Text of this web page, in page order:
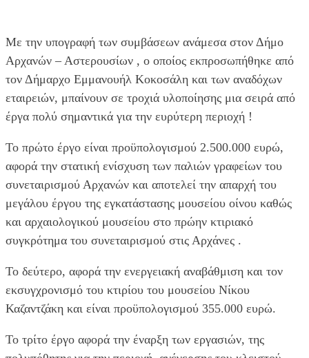
Με την υπογραφή των συμβάσεων ανάμεσα στον Δήμο
Αρχανών – Αστερουσίων , ο οποίος εκπροσωπήθηκε από
τον Δήμαρχο Εμμανουήλ Κοκοσάλη και των αναδόχων
εταιρειών, μπαίνουν σε τροχιά υλοποίησης μια σειρά από
έργα πολύ σημαντικά για την ευρύτερη περιοχή !
Το πρώτο έργο είναι προϋπολογισμού 2.500.000 ευρώ,
αφορά την στατική ενίσχυση των παλιών γραφείων του
συνεταιρισμού Αρχανών και αποτελεί την απαρχή του
μεγάλου έργου της εγκατάστασης μουσείου οίνου καθώς
και αρχαιολογικού μουσείου στο πρώην κτιριακό
συγκρότημα του συνεταιρισμού στις Αρχάνες .
Το δεύτερο, αφορά την ενεργειακή αναβάθμιση και τον
εκσυγχρονισμό του κτιρίου του μουσείου Νίκου
Καζαντζάκη και είναι προϋπολογισμού 355.000 ευρώ.
Το τρίτο έργο αφορά την έναρξη των εργασιών, της